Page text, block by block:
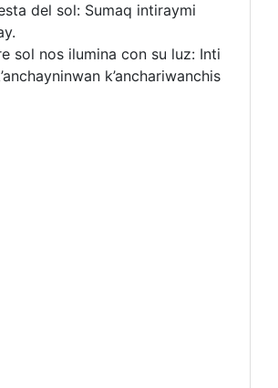
del sol: Sumaq intiraymi
sol nos ilumina con su luz: Inti
k’anchariwanchis